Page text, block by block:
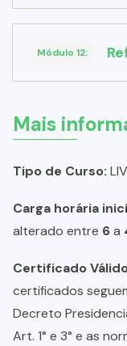
Módulo 12:
Mais
Tipo de Curso:
Carga horária
alterado entre 6a
Certificado
certificados
Decreto
Art. 1° e 3° e as